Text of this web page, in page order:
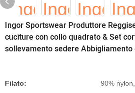
Ingor Sportswear Produttore
cuciture con collo quadrato & Set
sollevamento sedere Abbigliamento
Filato: 90%